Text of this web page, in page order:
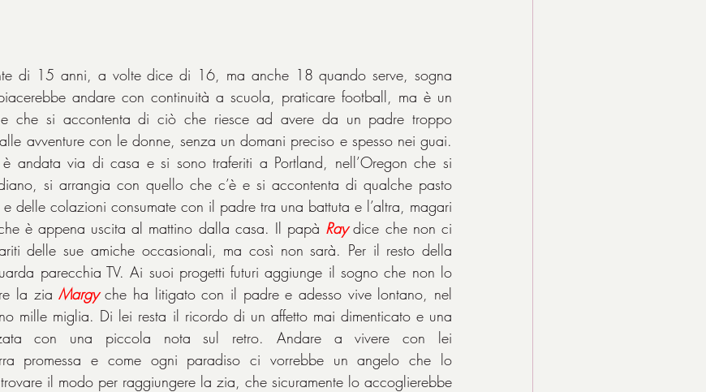
di 15 anni, a volte dice di 16, ma anche 18 quando serve, sogna
andare con continuità a scuola, praticare football, ma è un
che si accontenta di ciò che riesce ad avere da un padre troppo
avventure con le donne, senza un domani preciso e spesso nei guai.
andata via di casa e si sono traferiti a Portland, nell’Oregon che si
si arrangia con quello che c’è e si accontenta di qualche pasto
delle colazioni consumate con il padre tra una battuta e l’altra, magari
è appena uscita al mattino dalla casa. Il papà Ray dice che non ci
delle sue amiche occasionali, ma così non sarà. Per il resto della
parecchia TV. Ai suoi progetti futuri aggiunge il sogno che non lo
la zia Margy che ha litigato con il padre e adesso vive lontano, nel
mille miglia. Di lei resta il ricordo di un affetto mai dimenticato e una
con una piccola nota sul retro. Andare a vivere con lei
promessa e come ogni paradiso ci vorrebbe un angelo che lo
il modo per raggiungere la zia, che sicuramente lo accoglierebbe